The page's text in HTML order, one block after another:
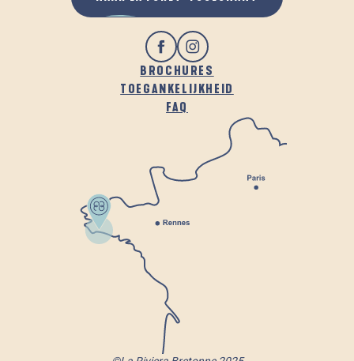
BROCHURES
TOEGANKELIJKHEID
FAQ